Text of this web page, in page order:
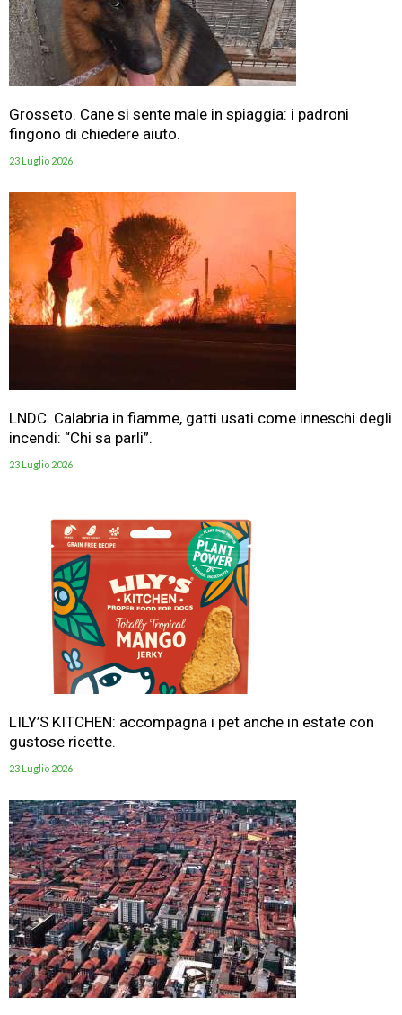
Grosseto. Cane si sente male in spiaggia: i padroni
fingono di chiedere aiuto.
23 Luglio 2026
LNDC. Calabria in fiamme, gatti usati come inneschi degli
incendi: “Chi sa parli”.
23 Luglio 2026
LILY’S KITCHEN: accompagna i pet anche in estate con
gustose ricette.
23 Luglio 2026